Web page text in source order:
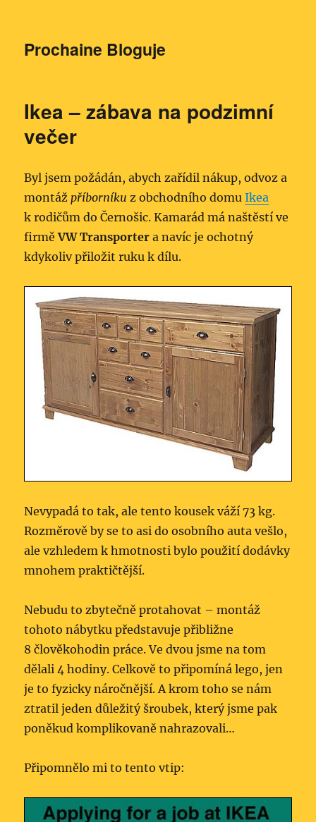
Prochaine Bloguje
Ikea – zábava na podzimní
večer
Byl jsem požádán, abych zařídil nákup, odvoz a
montážpříborníku z obchodního domuIkea
k rodičům do Černošic. Kamarád má naštěstí ve
firměVW Transporter a navíc je ochotný
kdykoliv přiložit ruku k dílu.
Nevypadá to tak, ale tento kousek váží 73 kg.
Rozměrově by se to asi do osobního auta vešlo,
ale vzhledem k hmotnosti bylo použití dodávky
mnohem praktičtější.
Nebudu to zbytečně protahovat – montáž
tohoto nábytku představuje přibližne
8 člověkohodin práce. Ve dvou jsme na tom
dělali 4 hodiny. Celkově to připomíná lego, jen
je to fyzicky náročnější. A krom toho se nám
ztratil jeden důležitý šroubek, který jsme pak
poněkud komplikovaně nahrazovali…
Připomnělo mi to tento vtip: